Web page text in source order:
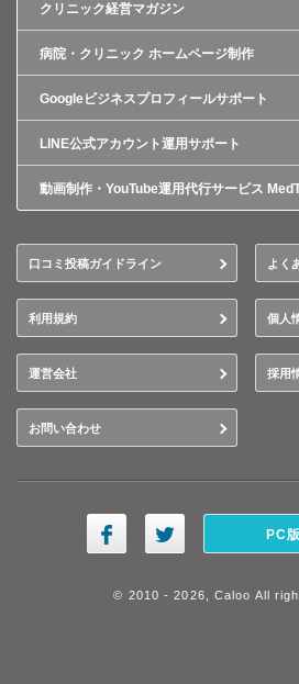
クリニック経営マガジン
病院・クリニック ホームページ制作
Googleビジネスプロフィールサポート
LINE公式アカウント運用サポート
動画制作・YouTube運用代行サービス
口コミ投稿ガイドライン よく
利用規約 個人
運営会社 採用
お問い合わせ
PC
© 2010 - 2026, Caloo All